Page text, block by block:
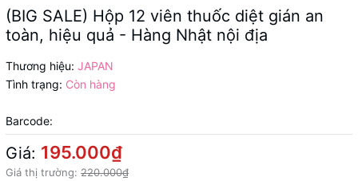
(BIG SALE) Hộp 12 viên thuốc diệt gián an
toàn, hiệu quả - Hàng Nhật nội địa
Thương hiệu: JAPAN
Tình trạng: Còn hàng
Barcode:
Giá: 195.000₫
Giá thị trường: 220.000₫